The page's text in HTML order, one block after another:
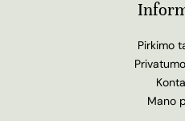
Pirkimo
Mano